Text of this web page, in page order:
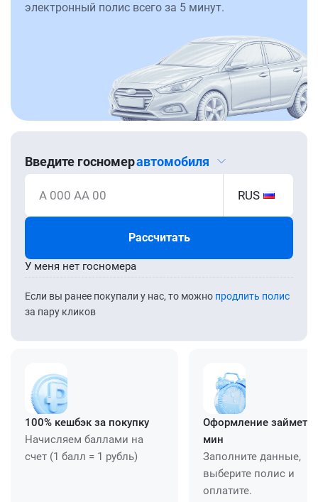
электронный полис всего за 5 минут.
Введите госномеравтомобиля
А 000 АА 00 RUS
Рассчитать
Если вы ранее покупали у нас, то можно продлить полис
за пару кликов
У меня нет госномера
100% кешбэк за покупку
Начисляем баллами на
счет (1 балл = 1 рубль)
Оформление займет
мин
Заполните данные,
выберите полис и
оплатите.